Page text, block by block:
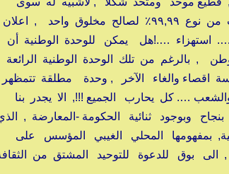
بالحالة الديكتاتورية وبالحالة الشمولية وبنفاق نتائج رائعة لاستفتاء أو انتخاب من نوع ٩٩,٩٩٪ لصالح مخلوق واحد , اعلان
…. استهزاء ….!هل يمكن للوحدة الوطنية أن
الرئيس الذي هو الوطن , بالرغم من تلك الوحدة الوطنية الرائعة
اقصاء والغاء الآخر , وحدة مطلقة تتمظهر
…. كل يحارب الجميع !!!, الا يجدر بنا
وبوجود ثنائية الحكومة -المعارضة ,
بمفهومها المحلي الغيبي المؤسس على
, الى بوق للدعوة للتوحيد المشتق من